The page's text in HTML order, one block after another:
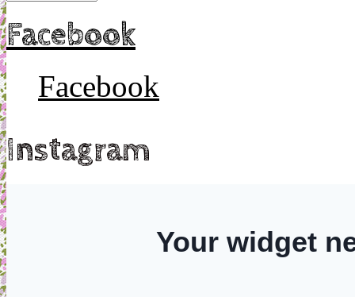
Facebook
Facebook
Instagram